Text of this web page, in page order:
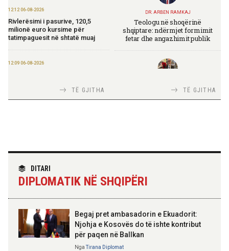
12:12 06-08-2026
Rivlerësimi i pasurive, 120,5
milionë euro kursime për
tatimpaguesit në shtatë muaj
12:09 06-08-2026
09:52 06-08-2026
Përmbarimi Shtetëror, 22 zyra në
vendimeve të gjykatave
09:50 06-08-2026
Sejko: TIPS Clone do të ulë
TË GJITHA
DR. ARBEN RAMKAJ
Teologu në shoqërinë
shqiptare: ndërmjet formimit
fetar dhe angazhimit publik
TIRANA DIPLOMAT
TIRANA DIPLOMAT
Skënderbeut dhe Ismail
TË GJITHA
DITARI
DIPLOMATIK NË SHQIPËRI
Begaj pret ambasadorin e Ekuadorit:
Njohja e Kosovës do të ishte kontribut
për paqen në Ballkan
NgaTirana Diplomat